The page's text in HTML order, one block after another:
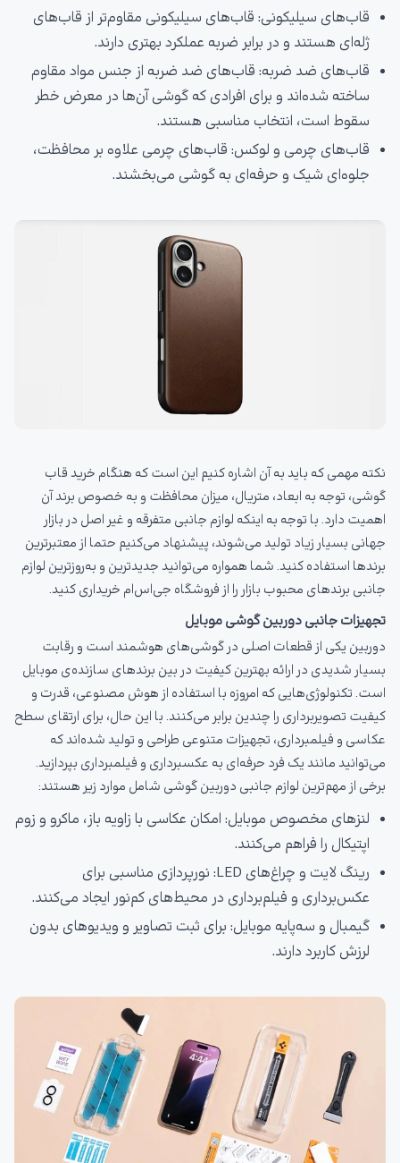
قاب‌های سیلیکونی: قاب‌های سیلیکونی مقاوم‌تر از قاب‌های
ژله‌ای هستند و در برابر ضربه عملکرد بهتری دارند.
قاب‌های ضد ضربه: قاب‌های ضد ضربه از جنس مواد مقاوم
ساخته شده‌اند و برای افرادی که گوشی آن‌ها در معرض خطر
سقوط است، انتخاب مناسبی هستند.
قاب‌های چرمی و لوکس: قاب‌های چرمی علاوه بر محافظت،
جلوه‌ای شیک و حرفه‌ای به گوشی می‌بخشند.
نکته مهمی که باید به آن اشاره کنیم این است که هنگام خرید قاب
گوشی، توجه به ابعاد، متریال، میزان محافظت و به خصوص برند آن
اهمیت دارد. با توجه به اینکه لوازم جانبی متفرقه و غیر اصل در بازار
جهانی بسیار زیاد تولید می‌شوند، پیشنهاد می‌کنیم حتما از معتبرترین
برندها استفاده کنید. شما همواره می‌توانید جدیدترین و به‌روزترین لوازم
جانبی برندهای محبوب بازار را از فروشگاه جی‌اس‌ام خریداری کنید.
تجهیزات جانبی دوربین گوشی موبایل
دوربین یکی از قطعات اصلی در گوشی‌های هوشمند است و رقابت
بسیار شدیدی در ارائه بهترین کیفیت در بین برندهای سازنده‌ی موبایل
است. تکنولوژی‌هایی که امروزه با استفاده از هوش مصنوعی، قدرت و
کیفیت تصویربرداری را چندین برابر می‌کنند. با این حال، برای ارتقای سطح
عکاسی و فیلمبرداری، تجهیزات متنوعی طراحی و تولید شده‌اند که
می‌توانید مانند یک فرد حرفه‌ای به عکسبرداری و فیلمبرداری بپردازید.
برخی از مهم‌ترین لوازم جانبی دوربین گوشی شامل موارد زیر هستند:
لنزهای مخصوص موبایل: امکان عکاسی با زاویه باز، ماکرو و زوم
اپتیکال را فراهم می‌کنند.
رینگ لایت و چراغ‌های LED: نورپردازی مناسبی برای
عکس‌برداری و فیلم‌برداری در محیط‌های کم‌نور ایجاد می‌کنند.
گیمبال و سه‌پایه موبایل: برای ثبت تصاویر و ویدیوهای بدون
لرزش کاربرد دارند.